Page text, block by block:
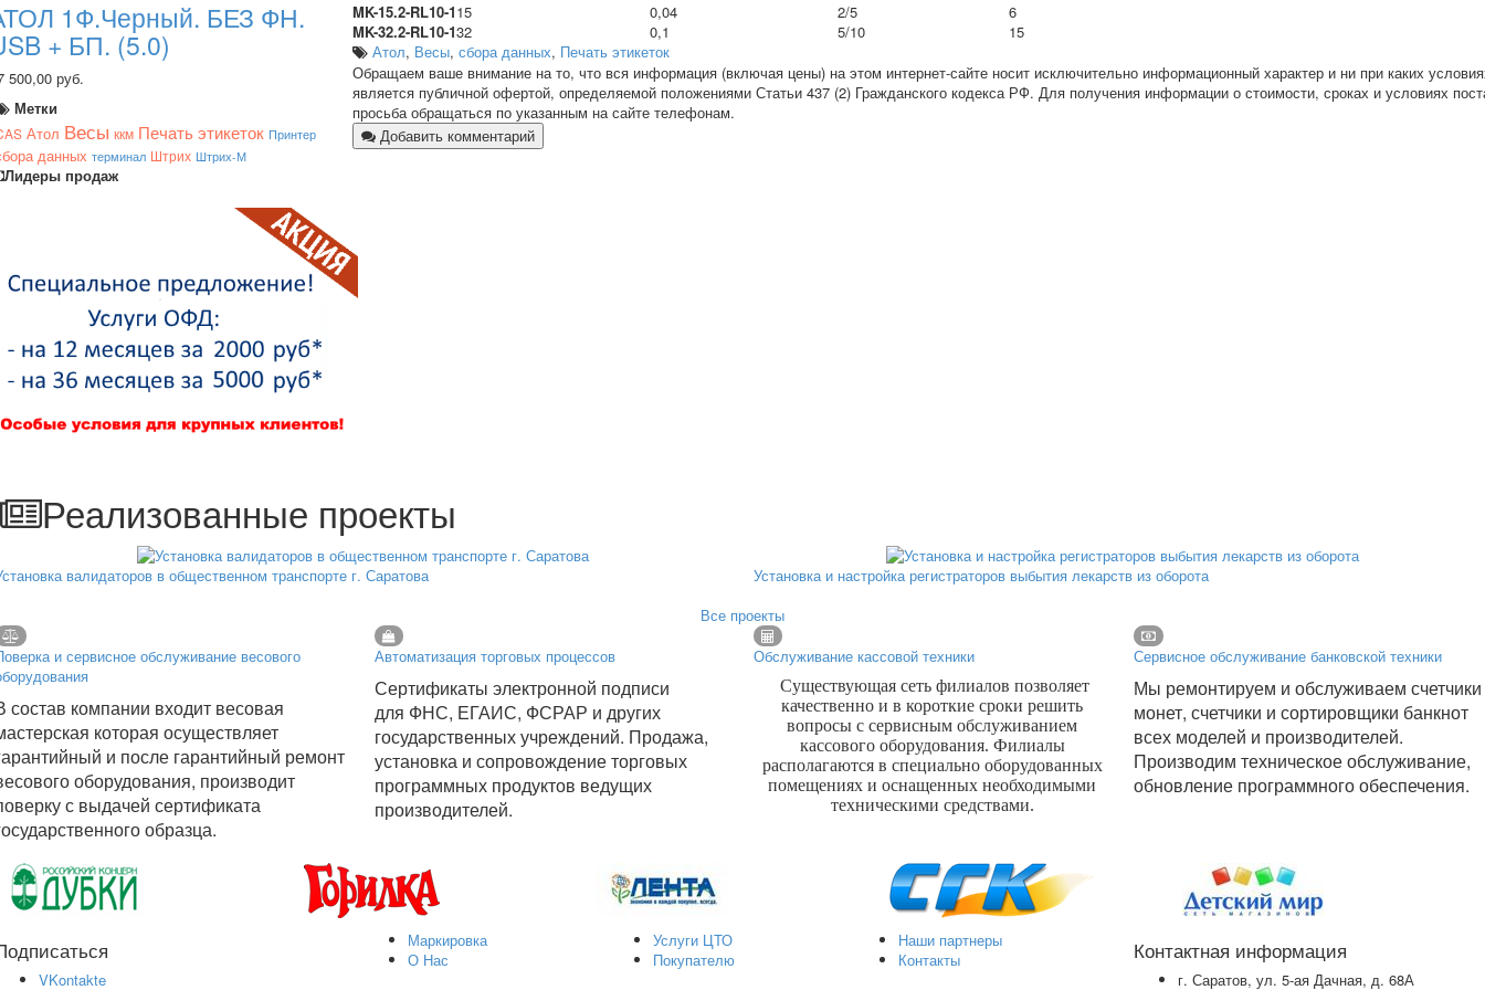
1Ф.Черный. БЕЗ ФН.
+ БП. (5.0)
500,00 руб.
Метки
Атол Весы ккм Печать этикеток Принтер
данных терминал Штрих Штрих-М
Лидеры продаж
MK-15.2-RL10-115 0,04 2/5
6
MK-32.2-RL10-132 0,1 5/10
15
Атол, Весы, сбора данных, Печать этикеток
Обращаем ваше внимание на то, что вся информация (включая цены) на этом интернет-сайте носит исключительно информационный характер и ни при каких
является публичной офертой, определяемой положениями Статьи 437 (2) Гражданского кодекса РФ. Для получения информации о стоимости, сроках и условиях
просьба обращаться по указанным на сайте телефонам.
Добавить комментарий
Реализованные проекты
валидаторов в общественном транспорте г. Саратова
Установка и настройка регистраторов выбытия лекарств из оборота
Все проекты
и сервисное обслуживание весового
состав компании входит весовая
которая осуществляет
и после гарантийный ремонт
оборудования, производит
с выдачей сертификата
образца.
Автоматизация торговых процессов
Сертификаты электронной подписи
для ФНС, ЕГАИС, ФСРАР и других
государственных учреждений. Продажа,
установка и сопровождение торговых
программных продуктов ведущих
производителей.
Обслуживание кассовой техники
Существующая сеть филиалов позволяет
качественно и в короткие сроки решить
вопросы с сервисным обслуживанием
кассового оборудования. Филиалы
располагаются в специально оборудованных
помещениях и оснащенных необходимыми
техническими средствами.
Сервисное обслуживание банковской техники
Мы ремонтируем и обслуживаем счетчики
монет, счетчики и сортировщики банкнот
всех моделей и производителей.
Производим техническое обслуживание,
обновление программного обеспечения.
VKontakte
Маркировка Услуги ЦТО
Наши партнеры
О Нас
Покупателю Контакты Контактная информация
г. Саратов, ул. 5-ая Дачная, д. 68А